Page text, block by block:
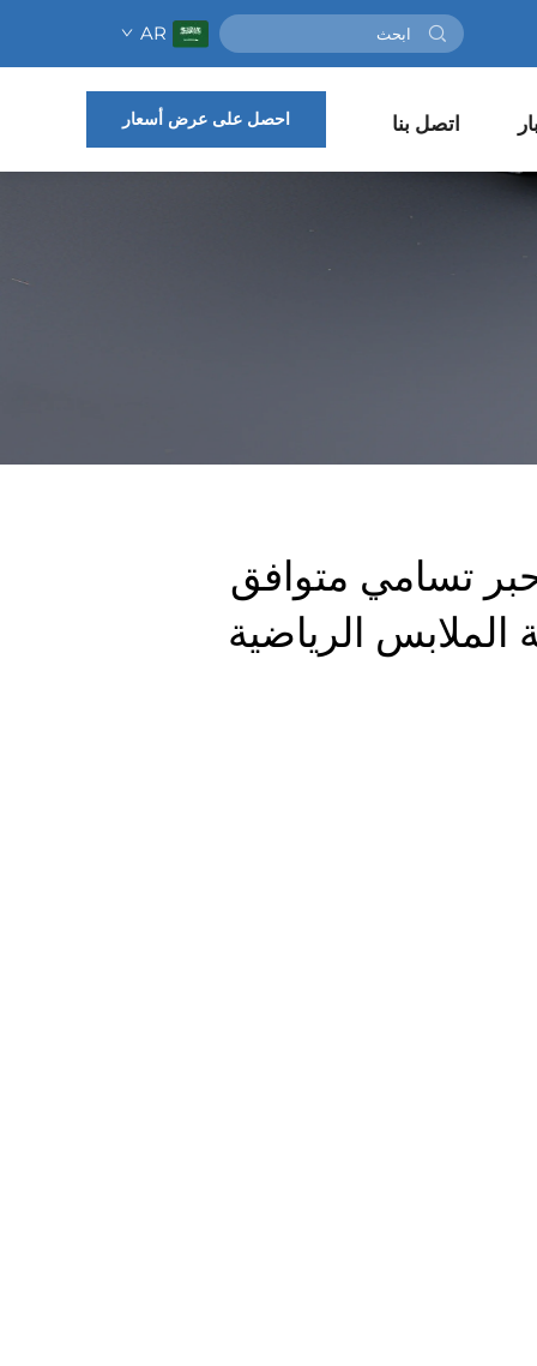
AR
اتصل بنا احصل على عرض أسعار
تسامي متوافق
الملابس الرياضية